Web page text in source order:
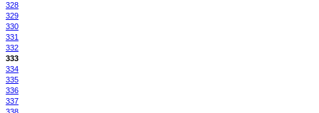
328
329
330
331
332
333
334
335
336
337